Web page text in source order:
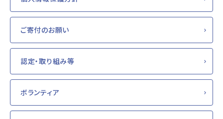
ご寄付のお願い
認定・取り組み等
ボランティア